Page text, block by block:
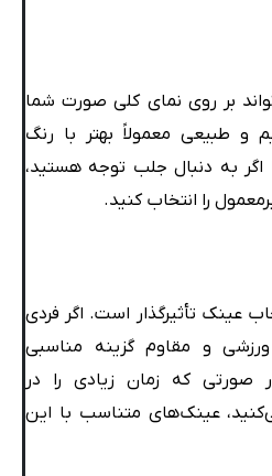
بر روی نمای کلی صورت شما
و طبیعی معمولاً بهتر با رنگ
به دنبال جلب توجه هستید،
را انتخاب کنید.
عینک تأثیرگذار است. اگر فردی
و مقاوم گزینه مناسبی
صورتی که زمان زیادی را در
عینک‌های متناسب با این